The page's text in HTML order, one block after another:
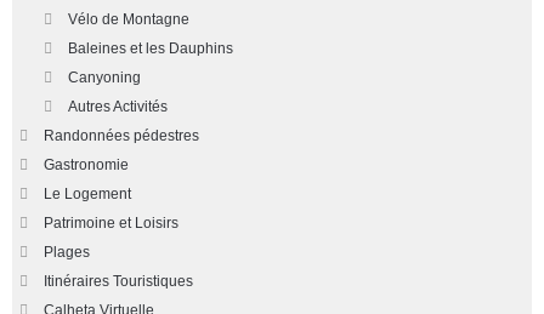
Vélo de Montagne
Baleines et les Dauphins
Canyoning
Autres Activités
Randonnées pédestres
Gastronomie
Le Logement
Patrimoine et Loisirs
Plages
Itinéraires Touristiques
Calheta Virtuelle